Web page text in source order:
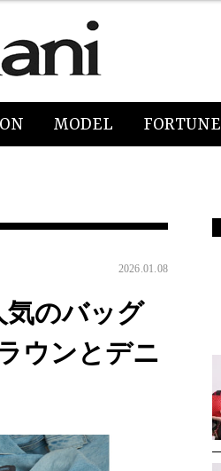
MODEL FORTUNE
2026.01.08
気のバッグ
ウンとデニ